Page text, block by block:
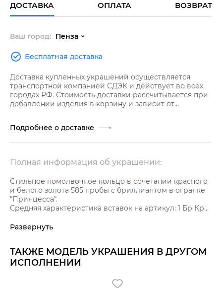
ДОСТАВКА ОПЛАТА ВОЗВРАТ
Ваш город: Пенза
Бесплатная доставка
Доставка купленных украшений осуществляется
транспортной компанией СДЭК и действует во всех
городах РФ. Стоимость доставки рассчитывается при
добавлении изделия в корзину и зависит от
Подробнее о доставке
Полная информация об украшении:
Стильное помолвочное кольцо в сочетании красного
и белого золота 585 пробы с бриллиантом в огранке
"Принцесса".
Средняя характеристика вставок на артикул: 1 Бр Кр57
Развернуть
ТАКЖЕ МОДЕЛЬ УКРАШЕНИЯ В ДРУГОМ
ИСПОЛНЕНИИ